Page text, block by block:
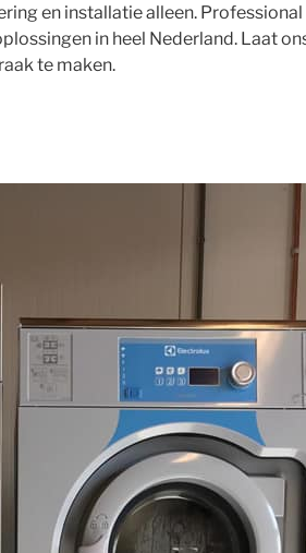
en installatie alleen.
in heel Nederland. Laat
te maken.